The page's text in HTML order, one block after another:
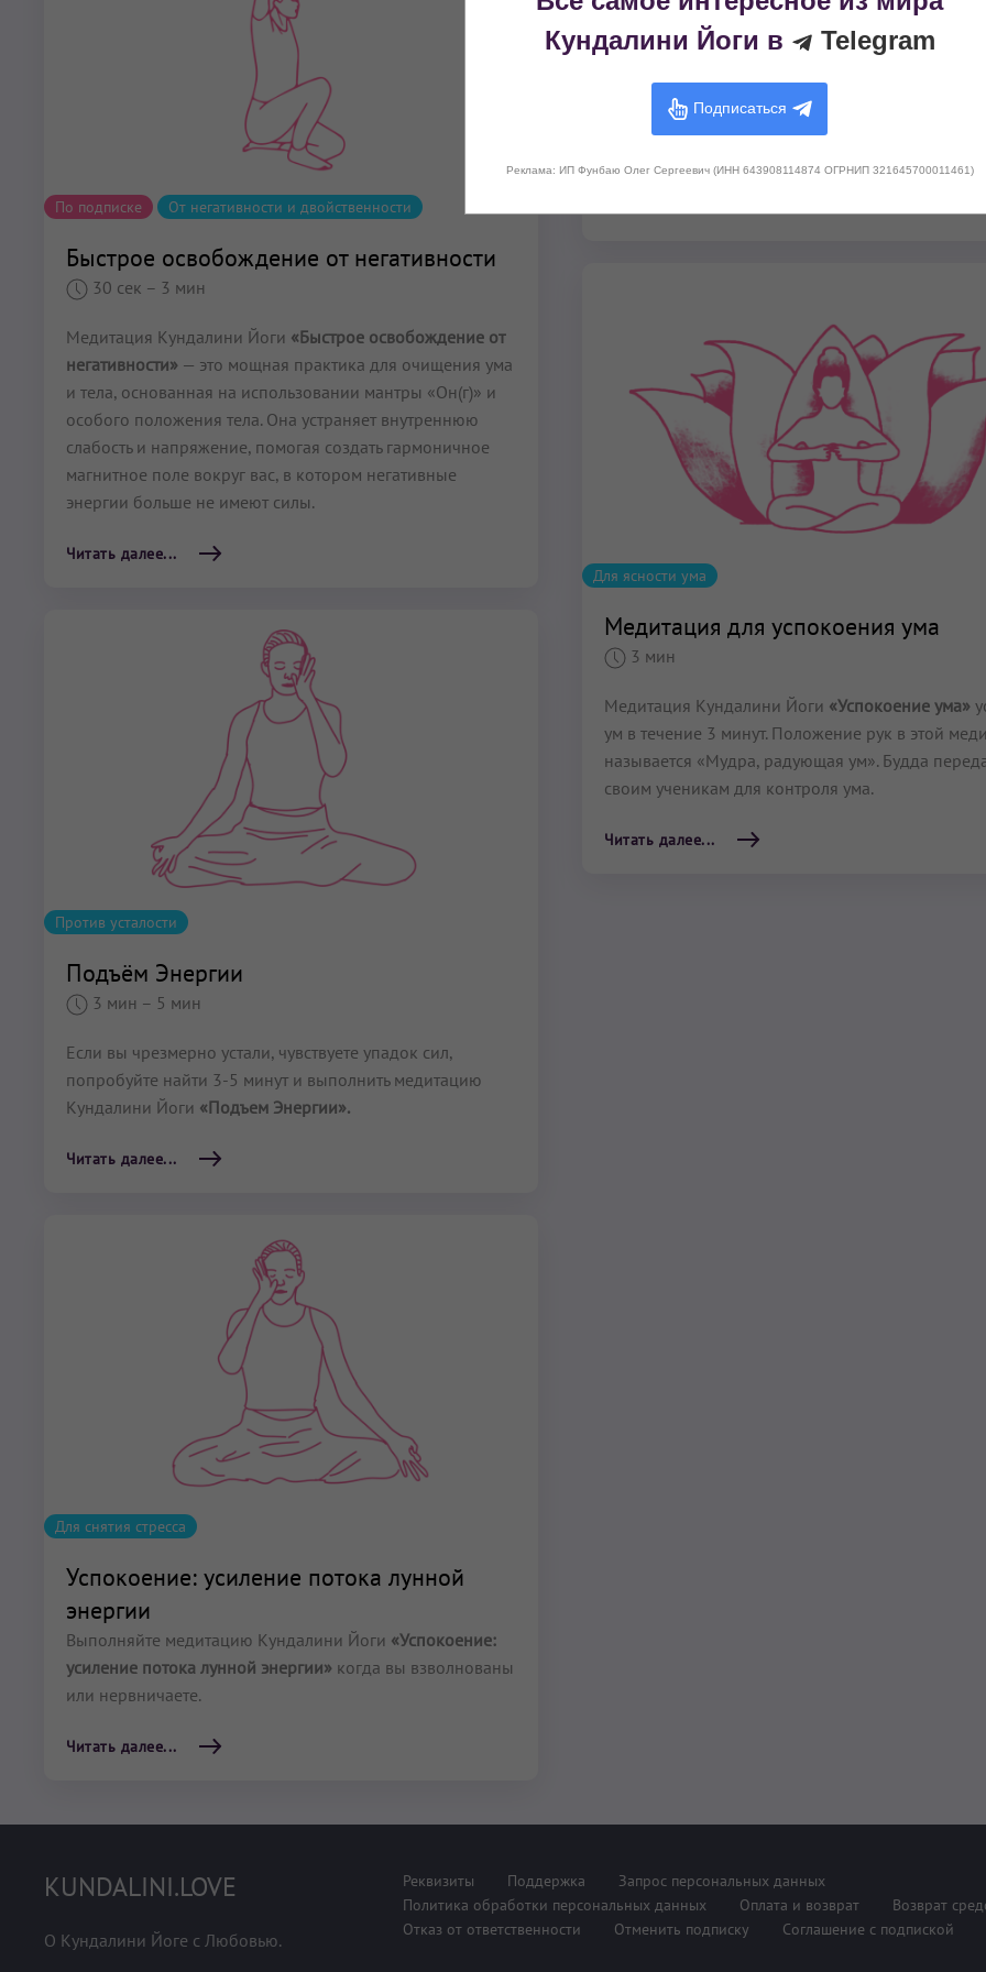
По подписке От негативности и двойственности
Быстрое освобождение от негативности
30 сек – 3 мин
Медитация Кундалини Йоги «Быстрое освобождение от
негативности» — это мощная практика для очищения ума
и тела, основанная на использовании мантры «Он(г)» и
особого положения тела. Она устраняет внутреннюю
слабость и напряжение, помогая создать гармоничное
магнитное поле вокруг вас, в котором негативные
энергии больше не имеют силы.
Читать далее...
Против усталости
Подъём Энергии
3 мин – 5 мин
Если вы чрезмерно устали, чувствуете упадок сил,
попробуйте найти 3-5 минут и выполнить медитацию
Кундалини Йоги «Подъем Энергии».
Читать далее...
Для снятия стресса
Успокоение: усиление потока лунной
энергии
Выполняйте медитацию Кундалини Йоги «Успокоение:
усиление потока лунной энергии» когда вы взволнованы
или нервничаете.
Читать далее...
Медитация для заземления
3 мин– 11 мин
Выполняйте эту короткую медитацию всякий
Для ясности ума
Медитация для успокоения ума
3 мин
Медитация Кундалини Йоги «Успокоение ума»
ум в течение 3 минут. Положение рук в этой
называется «Мудра, радующая ум». Будда
своим ученикам для контроля ума.
Читать далее...
KUNDALINI.LOVE
О Кундалини Йоге с Любовью.
Реквизиты Поддержка
Запрос персональных данных
Политика обработки персональных данных
Оплата и возврат
Возврат
Отказ от ответственности
Отменить подписку Соглашение с подпиской
Кундалини Йоги в
Telegram
Подписаться
Реклама: ИП Фунбаю Олег Сергеевич (ИНН 643908114874 ОГРНИП 321645700011461)